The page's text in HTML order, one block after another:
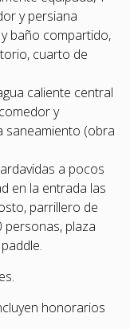
y persiana
baño compartido,
cuarto de
caliente central
y
saneamiento (obra
a pocos
en la entrada las
parrillero de
plaza
honorarios